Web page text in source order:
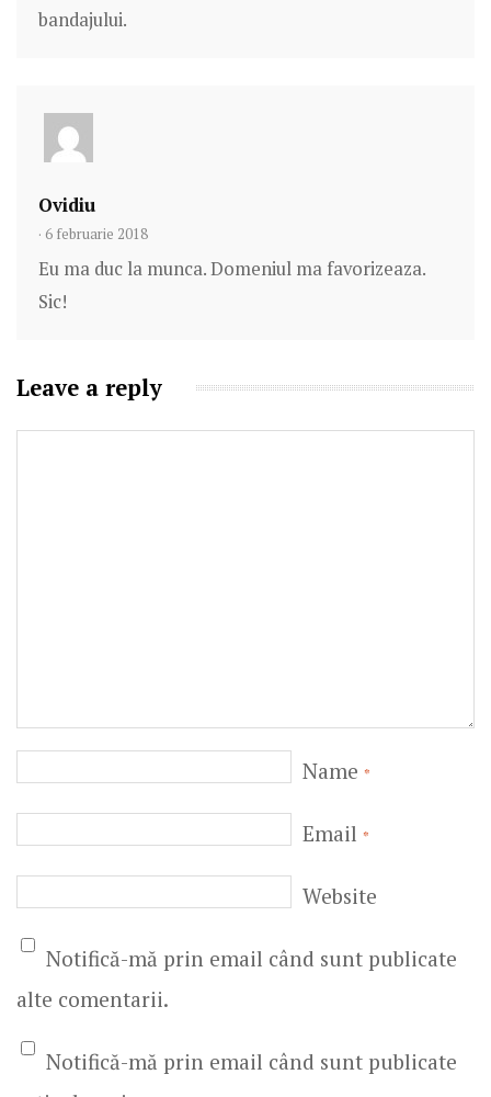
bandajului.
Ovidiu
· 6 februarie 2018
Eu ma duc la munca. Domeniul ma favorizeaza.
Sic!
Leave a reply
Name *
Email *
Website
Notifică-mă prin email când sunt publicate
alte comentarii.
Notifică-mă prin email când sunt publicate